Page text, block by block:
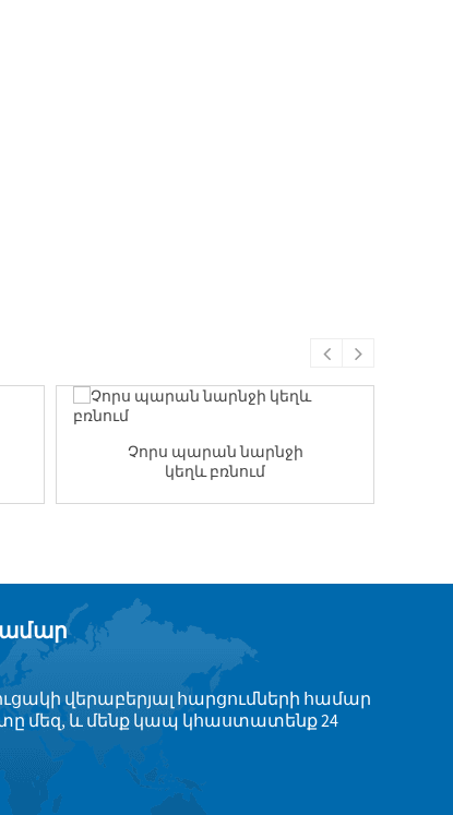
Չորս պարան նարնջի
կեղև բռնում
վերաբերյալ հարցումների համար
մեզ, և մենք կապ կհաստատենք 24